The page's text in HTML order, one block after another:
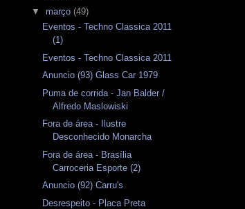
▼ março (49)
Eventos - Techno Classica 2011
(1)
Eventos - Techno Classica 2011
Anuncio (93) Glass Car 1979
Puma de corrida - Jan Balder /
Alfredo Maslowiski
Fora de área - Ilustre
Desconhecido Monarcha
Fora de área - Brasília
Carroceria Esporte (2)
Anuncio (92) Carru's
Desrespeito - Placa Preta